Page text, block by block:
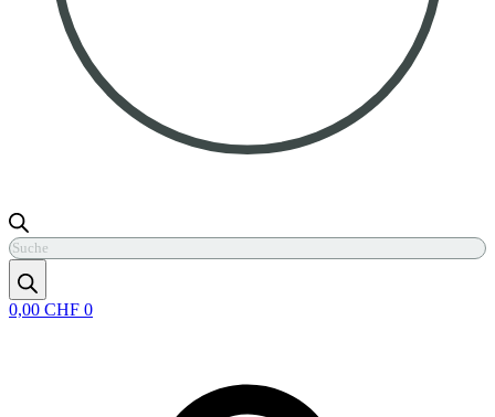
Products
search
0,00 CHF 0